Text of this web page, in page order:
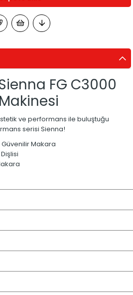
FG C3000
ve performans ile buluştuğu
serisi Sienna!
Makara